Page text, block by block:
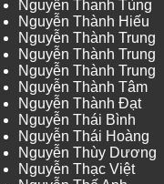
Nguyễn Thanh Tùng
Nguyễn Thành Hiếu
Nguyễn Thành Trung
Nguyễn Thành Trung
Nguyễn Thành Trung
Nguyễn Thành Tâm
Nguyễn Thành Đạt
Nguyễn Thái Bình
Nguyễn Thái Hoàng
Nguyễn Thùy Dương
Nguyễn Thạc Việt